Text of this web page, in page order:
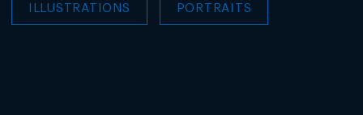
ILLUSTRATIONS PORTRAITS